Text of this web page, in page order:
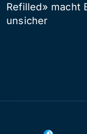
Refilled» macht
unsicher